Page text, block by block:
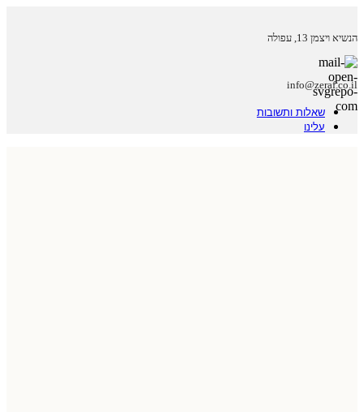
הנשיא ויצמן 13, עפולה
info@zeraf.co.il
שאלות ותשובות
עלינו